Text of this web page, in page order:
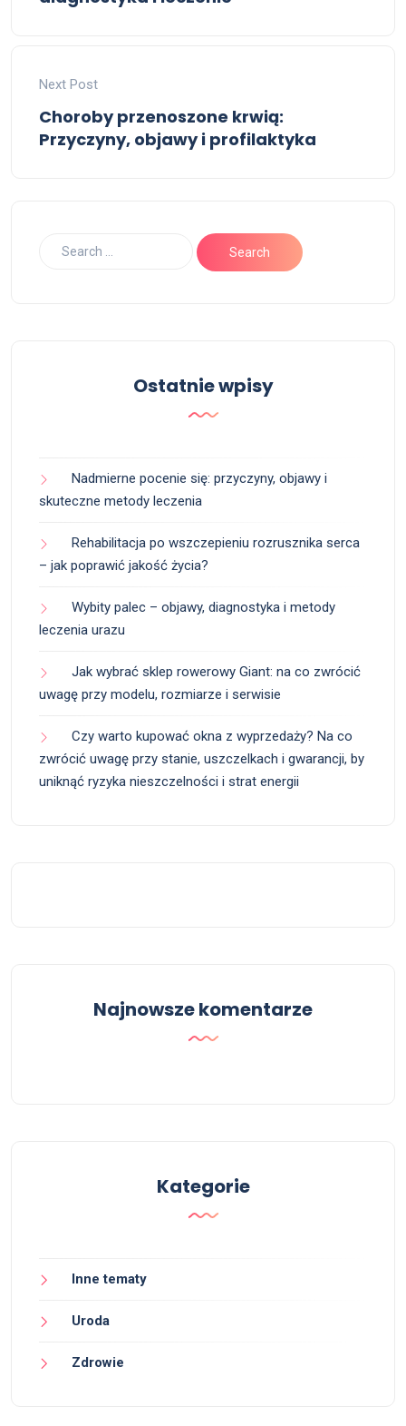
Next Post
Choroby przenoszone krwią:
Przyczyny, objawy i profilaktyka
Ostatnie wpisy
Nadmierne pocenie się: przyczyny, objawy i
skuteczne metody leczenia
Rehabilitacja po wszczepieniu rozrusznika serca
– jak poprawić jakość życia?
Wybity palec – objawy, diagnostyka i metody
leczenia urazu
Jak wybrać sklep rowerowy Giant: na co zwrócić
uwagę przy modelu, rozmiarze i serwisie
Czy warto kupować okna z wyprzedaży? Na co
zwrócić uwagę przy stanie, uszczelkach i gwarancji, by
uniknąć ryzyka nieszczelności i strat energii
Najnowsze komentarze
Kategorie
Inne tematy
Uroda
Zdrowie